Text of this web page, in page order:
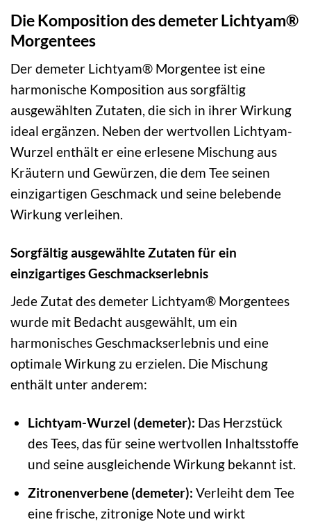
Die Komposition des demeter Lichtyam®
Morgentees
Der demeter Lichtyam® Morgentee ist eine
harmonische Komposition aus sorgfältig
ausgewählten Zutaten, die sich in ihrer Wirkung
ideal ergänzen. Neben der wertvollen Lichtyam-
Wurzel enthält er eine erlesene Mischung aus
Kräutern und Gewürzen, die dem Tee seinen
einzigartigen Geschmack und seine belebende
Wirkung verleihen.
Sorgfältig ausgewählte Zutaten für ein
einzigartiges Geschmackserlebnis
Jede Zutat des demeter Lichtyam® Morgentees
wurde mit Bedacht ausgewählt, um ein
harmonisches Geschmackserlebnis und eine
optimale Wirkung zu erzielen. Die Mischung
enthält unter anderem:
Lichtyam-Wurzel (demeter): Das Herzstück
des Tees, das für seine wertvollen Inhaltsstoffe
und seine ausgleichende Wirkung bekannt ist.
Zitronenverbene (demeter): Verleiht dem Tee
eine frische, zitronige Note und wirkt